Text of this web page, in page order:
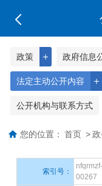
＋
政策 政府信息
＋
法定主动公开内容
公开机构与联系方式
您的位置： 首页 >
索引号：
00267